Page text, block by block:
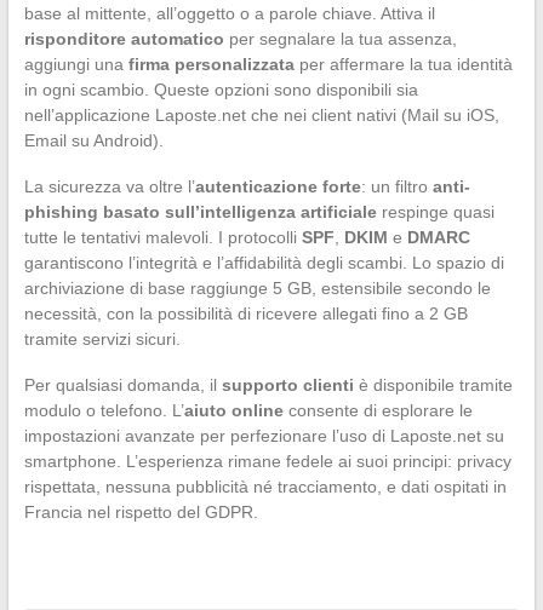
base al mittente, all’oggetto o a parole chiave. Attiva il
risponditore automatico per segnalare la tua assenza,
aggiungi una firma personalizzataper affermare la tua identità
in ogni scambio. Queste opzioni sono disponibili sia
nell’applicazione Laposte.net che nei client nativi (Mail su iOS,
Email su Android).
La sicurezza va oltre l’autenticazione forte: un filtro anti-
phishing basato sull’intelligenza artificialerespinge quasi
tutte le tentativi malevoli. I protocolli SPF DKIM e DMARC
garantiscono l’integrità e l’affidabilità degli scambi. Lo spazio di
archiviazione di base raggiunge 5 GB, estensibile secondo le
necessità, con la possibilità di ricevere allegati fino a 2 GB
tramite servizi sicuri.
Per qualsiasi domanda, il supporto clienti è disponibile tramite
modulo o telefono. L’aiuto onlineconsente di esplorare le
impostazioni avanzate per perfezionare l’uso di Laposte.net su
smartphone. L’esperienza rimane fedele ai suoi principi: privacy
rispettata, nessuna pubblicità né tracciamento, e dati ospitati in
Francia nel rispetto del GDPR.